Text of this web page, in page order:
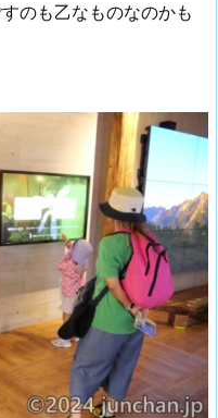
のも乙なものなのかも